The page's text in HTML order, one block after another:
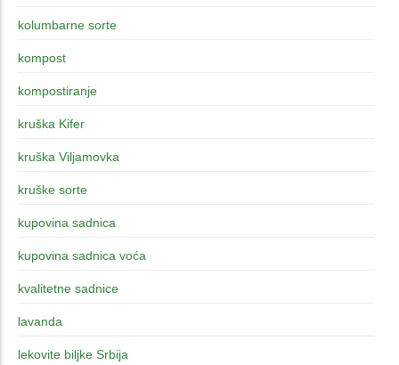
kolumbarne sorte
kompost
kompostiranje
kruška Kifer
kruška Viljamovka
kruške sorte
kupovina sadnica
kupovina sadnica voća
kvalitetne sadnice
lavanda
lekovite biljke Srbija